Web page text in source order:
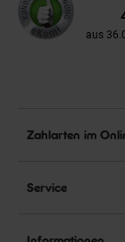
aus
Zahlarten im
Service